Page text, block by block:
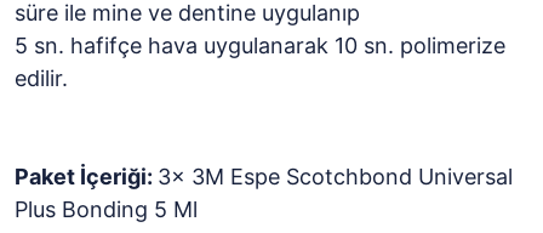
süre ile mine ve dentine uygulanıp
5 sn. hafifçe hava uygulanarak 10 sn. polimerize
edilir.
Paket İçeriği: 3x 3M Espe Scotchbond Universal
Plus Bonding 5 Ml